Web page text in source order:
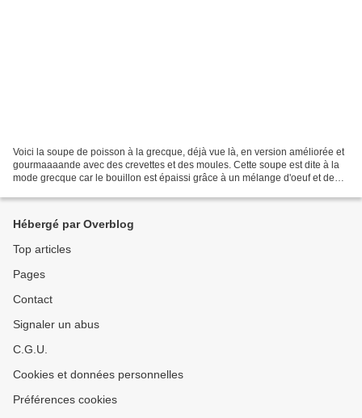
Voici la soupe de poisson à la grecque, déjà vue là, en version améliorée et
gourmaaaande avec des crevettes et des moules. Cette soupe est dite à la
mode grecque car le bouillon est épaissi grâce à un mélange d'oeuf et de
Hébergé par Overblog
Top articles
Pages
Contact
Signaler un abus
C.G.U.
Cookies et données personnelles
Préférences cookies